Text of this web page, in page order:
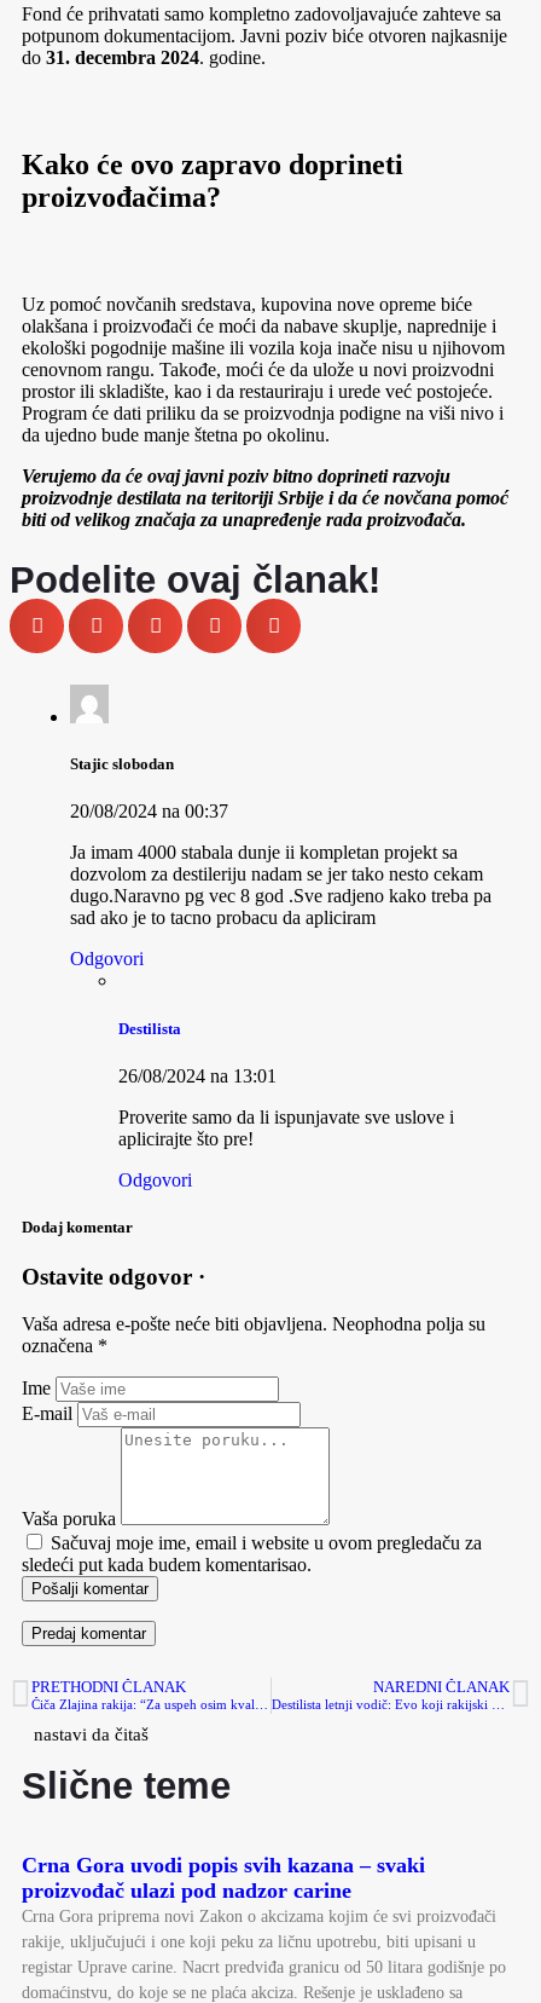
Fond će prihvatati samo kompletno zadovoljavajuće zahteve sa
potpunom dokumentacijom. Javni poziv biće otvoren najkasnije
do 31. decembra 2024. godine.
Kako će ovo zapravo doprineti
proizvođačima?
Uz pomoć novčanih sredstava, kupovina nove opreme biće
olakšana i proizvođači će moći da nabave skuplje, naprednije i
ekološki pogodnije mašine ili vozila koja inače nisu u njihovom
cenovnom rangu. Takođe, moći će da ulože u novi proizvodni
prostor ili skladište, kao i da restauriraju i urede već postojeće.
Program će dati priliku da se proizvodnja podigne na viši nivo i
da ujedno bude manje štetna po okolinu.
Verujemo da će ovaj javni poziv bitno doprineti razvoju
proizvodnje destilata na teritoriji Srbije i da će novčana pomoć
biti od velikog značaja za unapređenje rada proizvođača.
Podelite ovaj članak!
Stajic slobodan
20/08/2024 na 00:37
Ja imam 4000 stabala dunje ii kompletan projekt sa
dozvolom za destileriju nadam se jer tako nesto cekam
dugo.Naravno pg vec 8 god .Sve radjeno kako treba pa
sad ako je to tacno probacu da apliciram
Odgovori
Destilista
26/08/2024 na 13:01
Proverite samo da li ispunjavate sve uslove i
aplicirajte što pre!
Odgovori
Dodaj komentar
Ostavite odgovor ·
Vaša adresa e-pošte neće biti objavljena. Neophodna polja su
označena *
Ime
E-mail
Vaša poruka
Sačuvaj moje ime, email i website u ovom pregledaču za
sledeći put kada budem komentarisao.
Pošalji komentar
PRETHODNI ČLANAK NAREDNI ČLANAK
nastavi da čitaš
Slične teme
Crna Gora uvodi popis svih kazana – svaki
proizvođač ulazi pod nadzor carine
Crna Gora priprema novi Zakon o akcizama kojim će svi proizvođači
rakije, uključujući i one koji peku za ličnu upotrebu, biti upisani u
registar Uprave carine. Nacrt predviđa granicu od 50 litara godišnje po
domaćinstvu, do koje se ne plaća akciza. Rešenje je usklađeno sa